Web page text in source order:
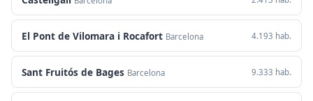
El Pont de Vilomara i Rocafort Barcelona 4.193 hab.
Sant Fruitós de Bages Barcelona 9.333 hab.